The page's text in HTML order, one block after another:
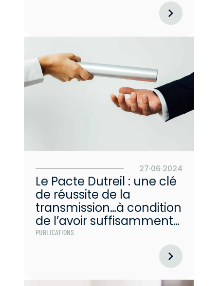
27·06·2024
Le Pacte Dutreil : une clé
de réussite de la
transmission…à condition
de l’avoir suffisamment
anticipée
PUBLICATIONS